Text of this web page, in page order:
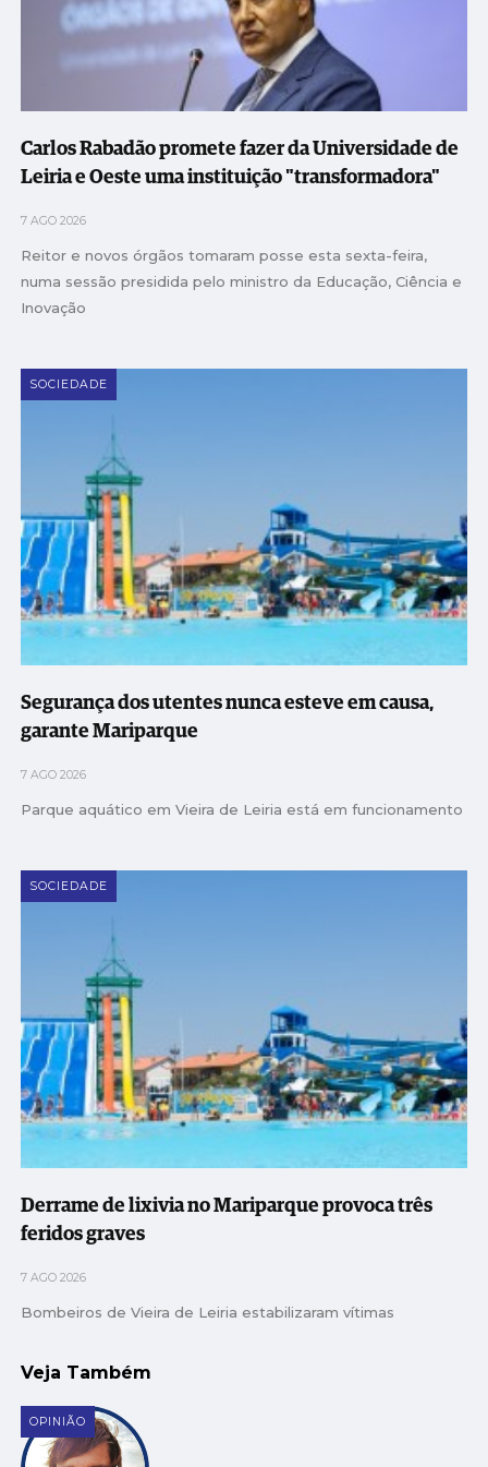
Carlos Rabadão promete fazer da Universidade de
Leiria e Oeste uma instituição "transformadora"
7 AGO 2026
Reitor e novos órgãos tomaram posse esta sexta-feira,
numa sessão presidida pelo ministro da Educação, Ciência e
Inovação
SOCIEDADE
Segurança dos utentes nunca esteve em causa,
garante Mariparque
7 AGO 2026
Parque aquático em Vieira de Leiria está em funcionamento
SOCIEDADE
Derrame de lixivia no Mariparque provoca três
feridos graves
7 AGO 2026
Bombeiros de Vieira de Leiria estabilizaram vítimas
Veja Também
OPINIÃO